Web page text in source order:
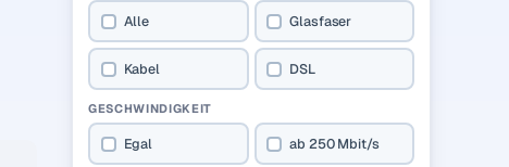
Alle Glasfaser
Kabel DSL
GESCHWINDIGKEIT
Egal ab 250 Mbit/s